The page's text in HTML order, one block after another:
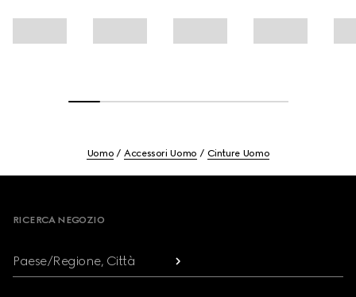
Uomo Accessori Uomo Cinture Uomo
RICERCA NEGOZIO
Paese/Regione, Città